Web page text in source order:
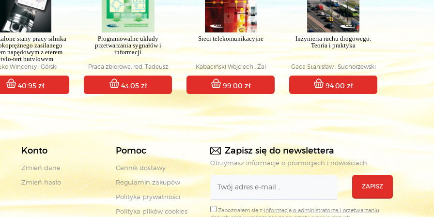
stany pracy silnika
zasilanego
napędowym z eterem
tert butylowym
RABAT 40%
Wincenty , Górski
, Longwic Rafał
40.95 zł
Programowalne układy
przetwarzania sygnałów i
informacji
Praca zbiorowa, red. Tadeusz
Łuba
43.05 zł
Sieci telekomunikacyjne
Kabaciński Wojciech , Żal
Mariusz
99.00 zł
Inżynieria ruchu drogowego.
Teoria i praktyka
Gaca Stanisław , Suchorzewski
Wojciech , Tracz Marian
94.00 zł
Konto
Zmień dane
Zmień hasło
Pomoc
Cennik dostawy
Regulamin zakupów
Polityka prywatności
Polityka plików cookies
Zapisz się do newslettera
Otrzymasz informacje o promocjach i nowościach.
ZAPISZ
Zapoznałem się z informacją o administratorze i przetwarzaniu